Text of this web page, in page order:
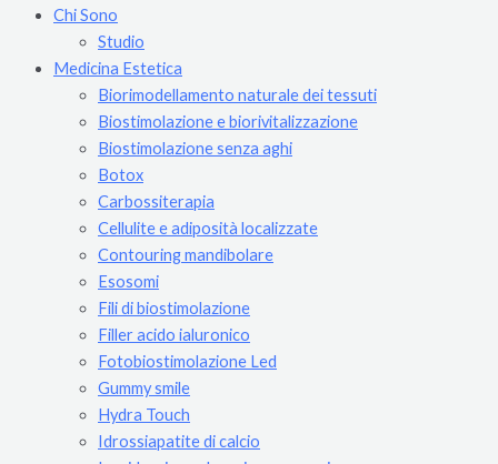
Chi Sono
Studio
Medicina Estetica
Biorimodellamento naturale dei tessuti
Biostimolazione e biorivitalizzazione
Biostimolazione senza aghi
Botox
Carbossiterapia
Cellulite e adiposità localizzate
Contouring mandibolare
Esosomi
Fili di biostimolazione
Filler acido ialuronico
Fotobiostimolazione Led
Gummy smile
Hydra Touch
Idrossiapatite di calcio